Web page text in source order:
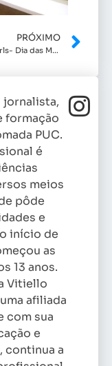
PRÓXIMO
Código Girls- Dia das Mães
jornalista,
formação
PUC.
é
meios
pôde
e
início de
as
13 anos.
Vitiello
afiliada
com sua
e
continua a